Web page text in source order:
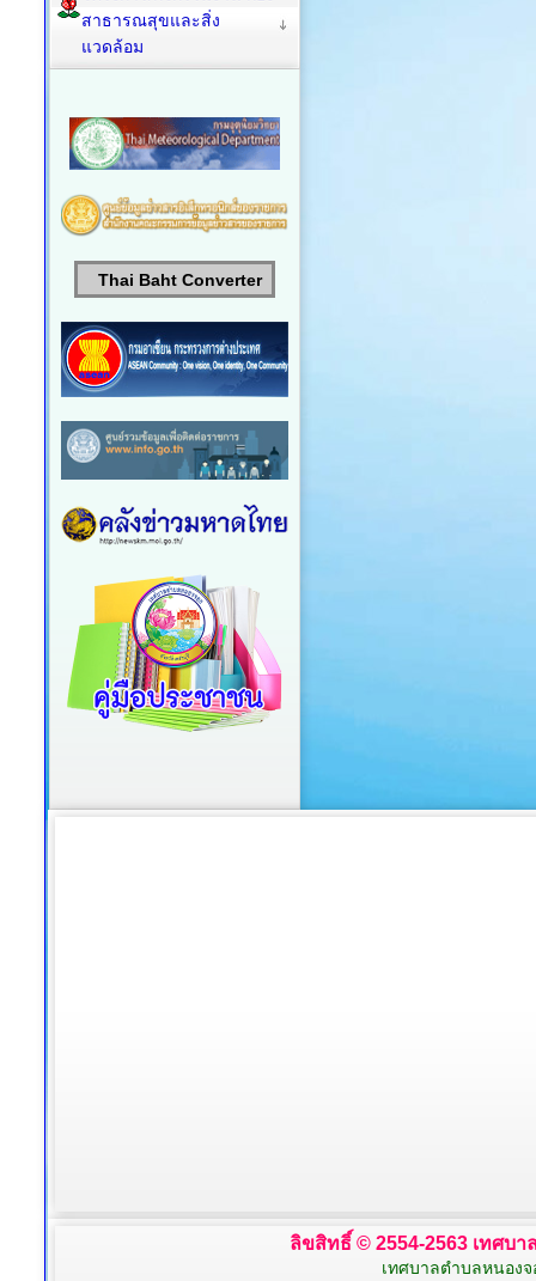
สาธารณสุขและสิ่ง
แวดล้อม
Thai Baht Converter
ลิขสิทธิ์ © 2554-2563 เทศบ
เทศบาลตำบลหนองจ